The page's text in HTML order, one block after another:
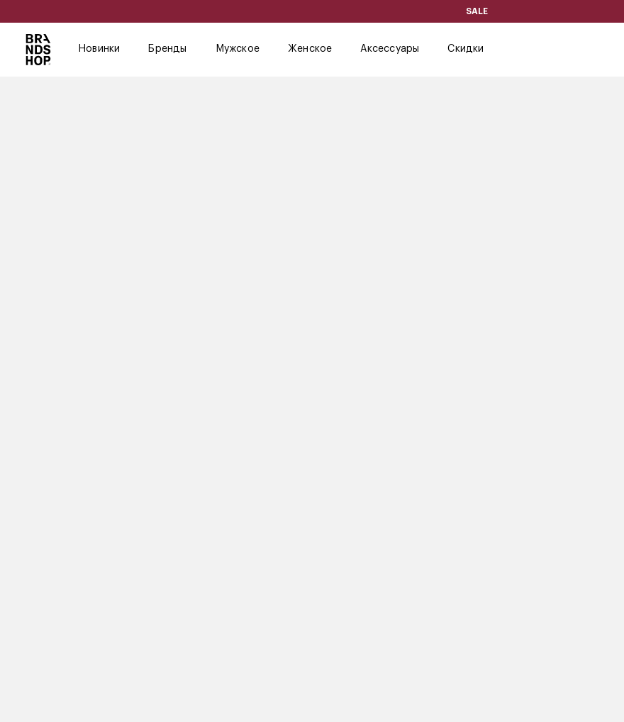
SALE
Новинки Бренды Мужское Женское Аксессуары Скидки